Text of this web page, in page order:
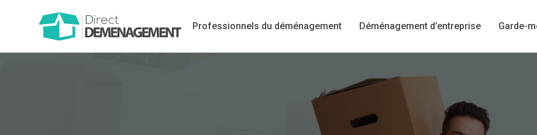
Professionnels du déménagement Déménagement d’entreprise Garde-